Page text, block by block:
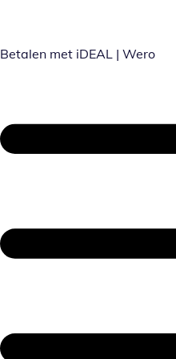
Betalen met iDEAL | Wero